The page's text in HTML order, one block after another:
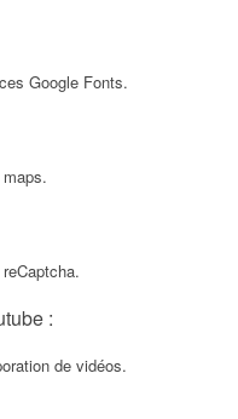
Google Fonts.
:
de vidéos.